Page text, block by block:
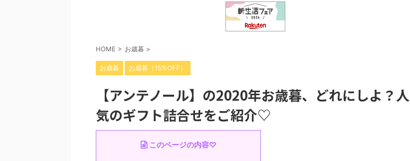
HOME > お歳暮 >
お歳暮 お歳暮（15%OFF）
【アンテノール】の2020年お歳暮、どれにしよ？人
気のギフト詰合せをご紹介♡
このページの内容♡